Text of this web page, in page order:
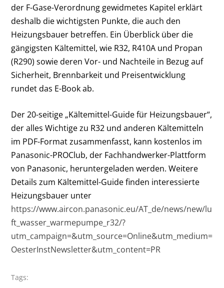
der F-Gase-Verordnung gewidmetes Kapitel erklärt
deshalb die wichtigsten Punkte, die auch den
Heizungsbauer betreffen. Ein Überblick über die
gängigsten Kältemittel, wie R32, R410A und Propan
(R290) sowie deren Vor- und Nachteile in Bezug auf
Sicherheit, Brennbarkeit und Preisentwicklung
rundet das E-Book ab.
Der 20-seitige „Kältemittel-Guide für Heizungsbauer“,
der alles Wichtige zu R32 und anderen Kältemitteln
im PDF-Format zusammenfasst, kann kostenlos im
Panasonic-PROClub, der Fachhandwerker-Plattform
von Panasonic, heruntergeladen werden. Weitere
Details zum Kältemittel-Guide finden interessierte
Heizungsbauer unter
https://www.aircon.panasonic.eu/AT_de/news/new/lu
ft_wasser_warmepumpe_r32/?
utm_campaign=&utm_source=Online&utm_medium=
OesterInstNewsletter&utm_content=PR
Tags: